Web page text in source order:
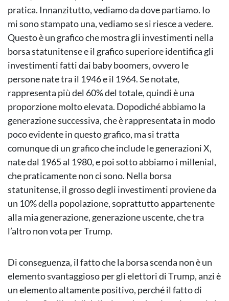
pratica. Innanzitutto, vediamo da dove partiamo. Io
mi sono stampato una, vediamo se si riesce a vedere.
Questo è un grafico che mostra gli investimenti nella
borsa statunitense e il grafico superiore identifica gli
investimenti fatti dai baby boomers, ovvero le
persone nate tra il 1946 e il 1964. Se notate,
rappresenta più del 60% del totale, quindi è una
proporzione molto elevata. Dopodiché abbiamo la
generazione successiva, che è rappresentata in modo
poco evidente in questo grafico, ma si tratta
comunque di un grafico che include le generazioni X,
nate dal 1965 al 1980, e poi sotto abbiamo i millenial,
che praticamente non ci sono. Nella borsa
statunitense, il grosso degli investimenti proviene da
un 10% della popolazione, soprattutto appartenente
alla mia generazione, generazione uscente, che tra
l’altro non vota per Trump.
Di conseguenza, il fatto che la borsa scenda non è un
elemento svantaggioso per gli elettori di Trump, anzi è
un elemento altamente positivo, perché il fatto di